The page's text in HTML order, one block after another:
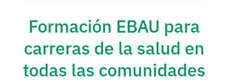
Formación EBAU para
carreras de la salud en
todas las comunidades